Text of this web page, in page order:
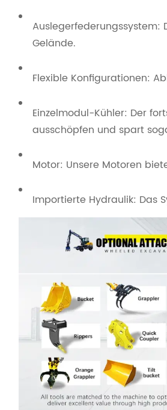
Gelände.
Flexible Konfigurationen:
Einzelmodul-Kühler: Der
ausschöpfen und spart
Motor: Unsere Motoren
Importierte Hydraulik: Das